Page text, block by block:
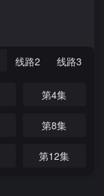
线路2 线路3
第4集
第8集
第12集